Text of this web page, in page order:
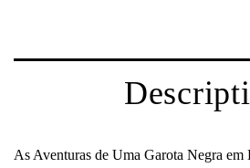
As Aventuras de Uma Garota Negra em